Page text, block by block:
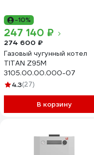
-10%
247 140 ₽
274 600 ₽
Газовый чугунный котел
TITAN Z95M
3105.00.00.000-07
4.3(27)
В корзину